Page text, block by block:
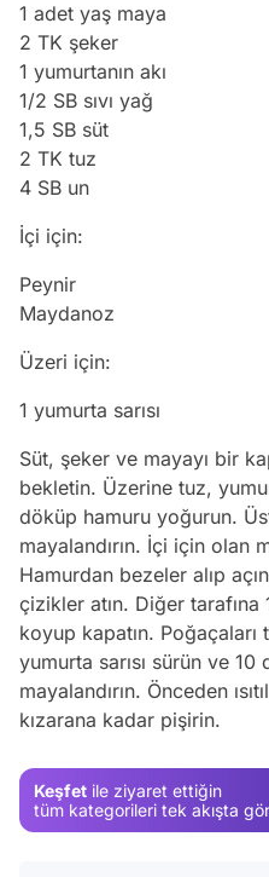
1 adet yaş maya
2 TK şeker
1 yumurtanın akı
1/2 SB sıvı yağ
1,5 SB süt
2 TK tuz
4 SB un
İçi için:
Peynir
Maydanoz
Üzeri için:
1 yumurta sarısı
Süt, şeker ve mayayı bir
bekletin. Üzerine tuz,
döküp hamuru yoğurun.
mayalandırın. İçi için olan
Hamurdan bezeler alıp
çizikler atın. Diğer tarafına
koyup kapatın.
yumurta sarısı sürün ve
mayalandırın. Önceden
kızarana kadar pişirin.
Keşfet ile ziyaret ettiğin
tüm kategorileri tek akışta